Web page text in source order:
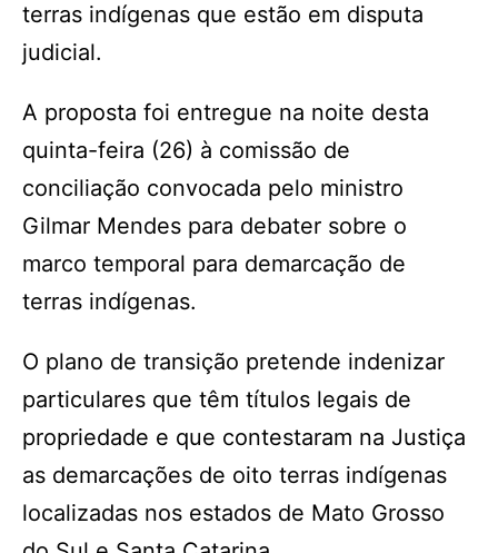
terras indígenas que estão em disputa
judicial.
A proposta foi entregue na noite desta
quinta-feira (26) à comissão de
conciliação convocada pelo ministro
Gilmar Mendes para debater sobre o
marco temporal para demarcação de
terras indígenas.
O plano de transição pretende indenizar
particulares que têm títulos legais de
propriedade e que contestaram na Justiça
as demarcações de oito terras indígenas
localizadas nos estados de Mato Grosso